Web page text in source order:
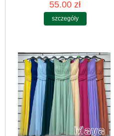
55.00 zł
szczegóły